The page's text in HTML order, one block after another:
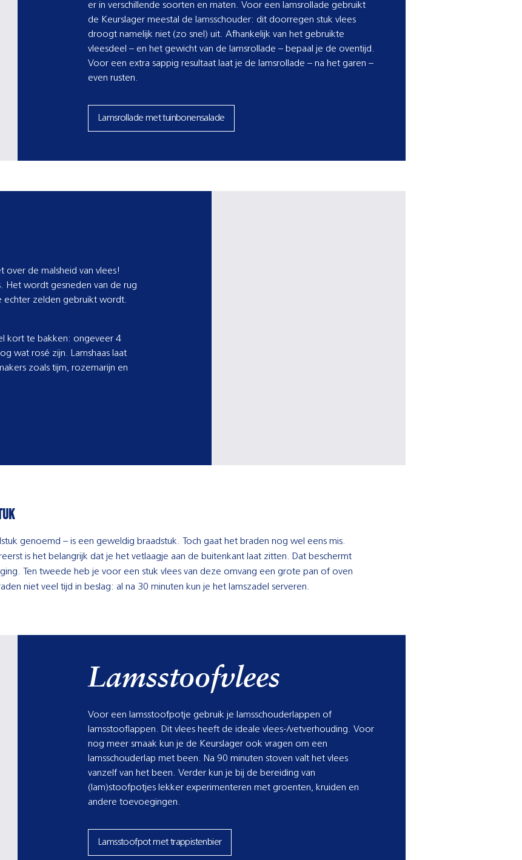
er in verschillende soorten en maten. Voor een lamsrollade gebruikt
de Keurslager meestal de lamsschouder: dit doorregen stuk vlees
droogt namelijk niet (zo snel) uit. Afhankelijk van het gebruikte
vleesdeel – en het gewicht van de lamsrollade – bepaal je de oventijd.
Voor een extra sappig resultaat laat je de lamsrollade – na het garen –
even rusten.
Lamsrollade met tuinbonensalade
over de malsheid van vlees!
Het wordt gesneden van de rug
echter zelden gebruikt wordt.
kort te bakken: ongeveer 4
wat rosé zijn. Lamshaas laat
zoals tijm, rozemarijn en
genoemd – is een geweldig braadstuk. Toch gaat het braden nog wel eens mis.
is het belangrijk dat je het vetlaagje aan de buitenkant laat zitten. Dat beschermt
Ten tweede heb je voor een stuk vlees van deze omvang een grote pan of oven
niet veel tijd in beslag: al na 30 minuten kun je het lamszadel serveren.
Lamsstoofvlees
Voor een lamsstoofpotje gebruik je lamsschouderlappen of
lamsstooflappen. Dit vlees heeft de ideale vlees-/vetverhouding. Voor
nog meer smaak kun je de Keurslager ook vragen om een
lamsschouderlap met been. Na 90 minuten stoven valt het vlees
vanzelf van het been. Verder kun je bij de bereiding van
(lam)stoofpotjes lekker experimenteren met groenten, kruiden en
andere toevoegingen.
Lamsstoofpot met trappistenbier